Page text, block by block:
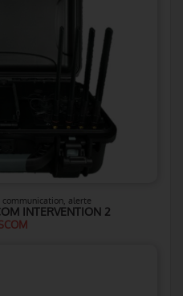
alerte
INTERVENTION 2